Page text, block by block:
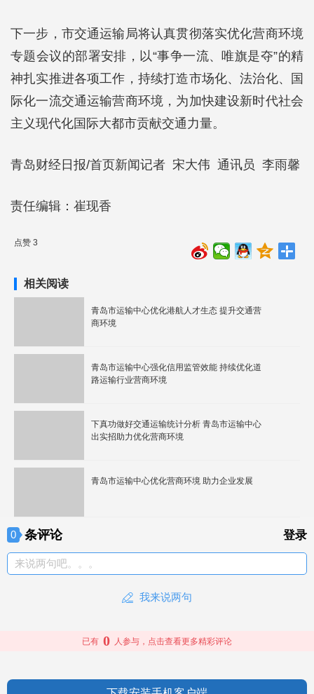
下一步，市交通运输局将认真贯彻落实优化营商环境
专题会议的部署安排，以“事争一流、唯旗是夺”的精
神扎实推进各项工作，持续打造市场化、法治化、国
际化一流交通运输营商环境，为加快建设新时代社会
主义现代化国际大都市贡献交通力量。
青岛财经日报/首页新闻记者 宋大伟 通讯员 李雨馨
责任编辑：崔现香
点赞 3
相关阅读
青岛市运输中心优化港航人才生态 提升交通营
商环境
青岛市运输中心强化信用监管效能 持续优化道
路运输行业营商环境
下真功做好交通运输统计分析 青岛市运输中心
出实招助力优化营商环境
青岛市运输中心优化营商环境 助力企业发展
0 条评论 登录
来说两句吧。。。
我来说两句
已有 0 人参与，点击查看更多精彩评论